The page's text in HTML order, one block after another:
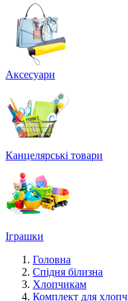
Аксесуари
Канцелярські товари
Іграшки
Головна
Спідня білизна
Хлопчикам
Комплект для